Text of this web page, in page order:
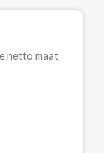
netto maat